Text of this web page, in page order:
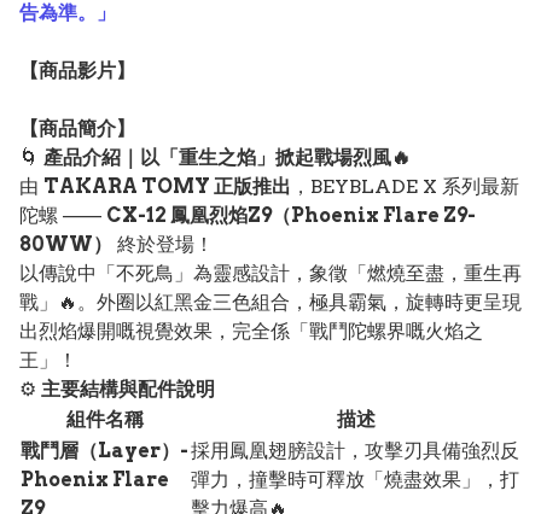
告為準。」
【商品影片】
【商品簡介】
🌀 產品介紹｜以「重生之焰」掀起戰場烈風🔥
由 TAKARA TOMY 正版推出 ，BEYBLADE X 系列最新
陀螺 —— CX-12 鳳凰烈焰Z9（Phoenix Flare Z9-
80WW）
終於登場！
以傳說中「不死鳥」為靈感設計，象徵「燃燒至盡，重生再
戰」🔥。外圈以紅黑金三色組合，極具霸氣，旋轉時更呈現
出烈焰爆開嘅視覺效果，完全係「戰鬥陀螺界嘅火焰之
王」！
⚙️ 主要結構與配件說明
組件名稱
描述
戰鬥層（Layer）-
Phoenix Flare
Z9
採用鳳凰翅膀設計，攻擊刃具備強烈反
彈力，撞擊時可釋放「燒盡效果」，打
擊力爆高🔥